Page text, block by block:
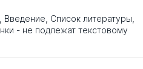
Введение, Список литературы,
- не подлежат текстовому